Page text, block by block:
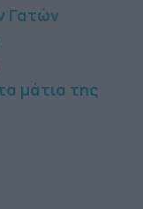
Γατών
μάτια της